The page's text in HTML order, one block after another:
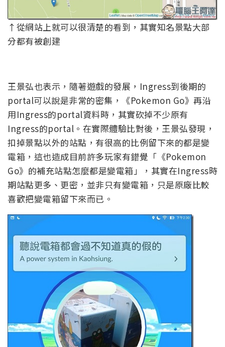
↑從網站上就可以很清楚的看到，其實知名景點大部
分都有被創建
王景弘也表示，隨著遊戲的發展，Ingress到後期的
portal可以說是非常的密集，《Pokemon Go》再沿
用Ingress的portal資料時，其實砍掉不少原有
Ingress的portal。在實際體驗比對後，王景弘發現，
扣掉景點以外的站點，有很高的比例留下來的都是變
電箱，這也造成目前許多玩家有錯覺「《Pokemon
Go》的補充站點怎麼都是變電箱」，其實在Ingress時
期站點更多、更密，並非只有變電箱，只是原廠比較
喜歡把變電箱留下來而已。